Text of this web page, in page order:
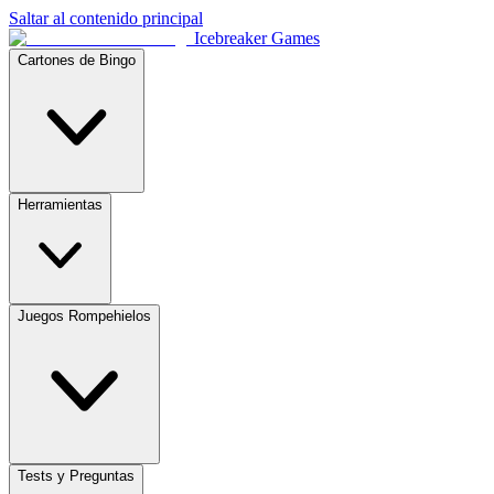
Saltar al contenido principal
Icebreaker Games
Cartones de Bingo
Herramientas
Juegos Rompehielos
Tests y Preguntas